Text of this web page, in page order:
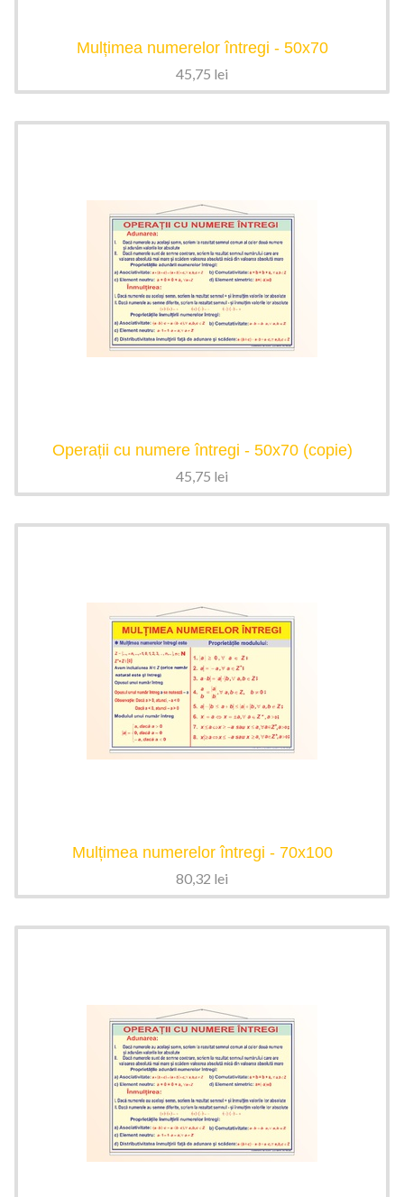
Mulțimea numerelor întregi - 50x70
45,75 lei
Operații cu numere întregi - 50x70 (copie)
45,75 lei
Mulțimea numerelor întregi - 70x100
80,32 lei